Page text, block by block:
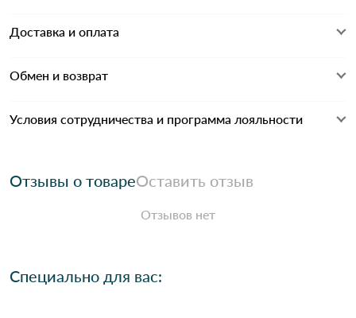
Доставка и оплата
Обмен и возврат
Условия сотрудничества и программа лояльности
Отзывы о товареОставить отзыв
Отзывов нет
Специально для вас: